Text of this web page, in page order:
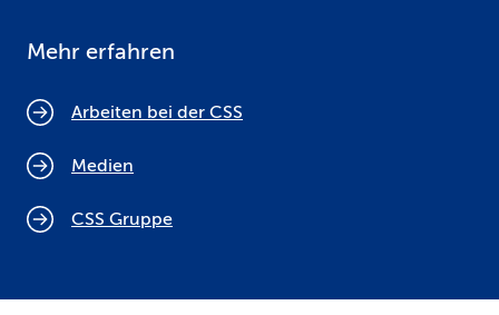
Mehr erfahren
Arbeiten bei der CSS
Medien
CSS Gruppe